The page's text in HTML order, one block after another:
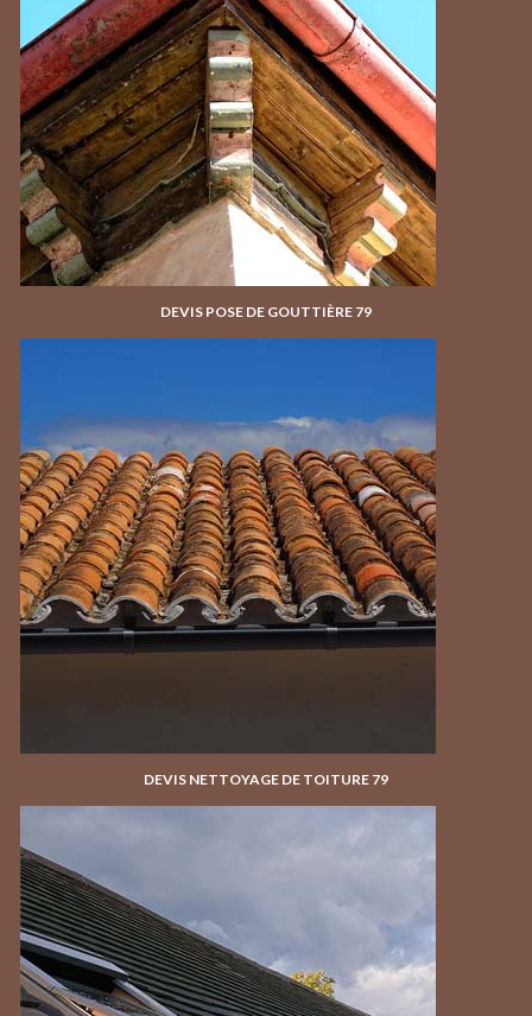
DEVIS POSE DE GOUTTIÈRE 79
DEVIS NETTOYAGE DE TOITURE 79